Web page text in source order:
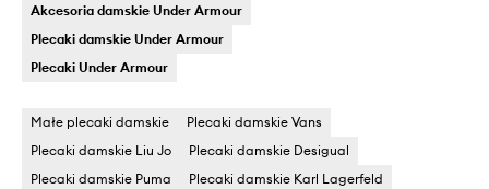
Akcesoria damskie Under Armour
Plecaki damskie Under Armour
Plecaki Under Armour
Małe plecaki damskie
Plecaki damskie Vans
Plecaki damskie Liu Jo
Plecaki damskie Desigual
Plecaki damskie Puma
Plecaki damskie Karl Lagerfeld